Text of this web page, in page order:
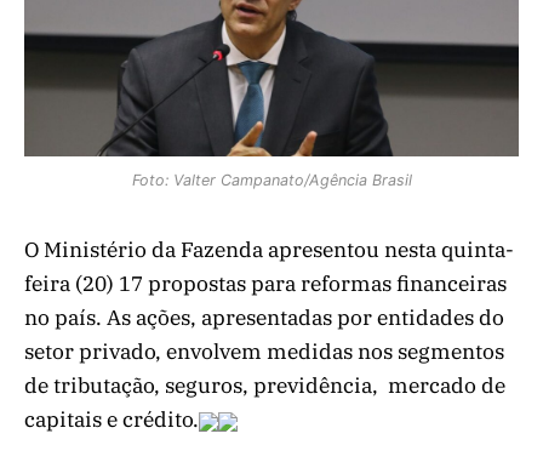
Foto: Valter Campanato/Agência Brasil
O Ministério da Fazenda apresentou nesta quinta-
feira (20) 17 propostas para reformas financeiras
no país. As ações, apresentadas por entidades do
setor privado, envolvem medidas nos segmentos
de tributação, seguros, previdência, mercado de
capitais e crédito.